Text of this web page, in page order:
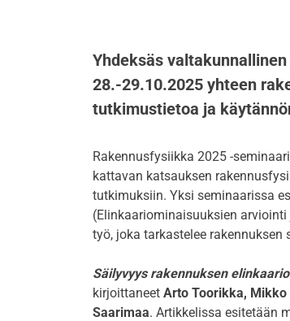
Yhdeksäs
28.-29.10.2025 yhteen
tutkimustietoa ja
Rakennusfysiikka 2025 -
kattavan katsauksen
tutkimuksiin. Yksi seminaarissa
(Elinkaariominaisuuksien
työ, joka tarkastelee
Säilyvyys rakennuksen
kirjoittaneet Arto Toorikka,
Saarimaa. Artikkelissa esitetään